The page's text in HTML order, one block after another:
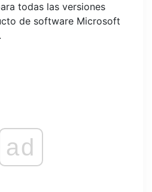
todas las versiones
de software Microsoft
ad